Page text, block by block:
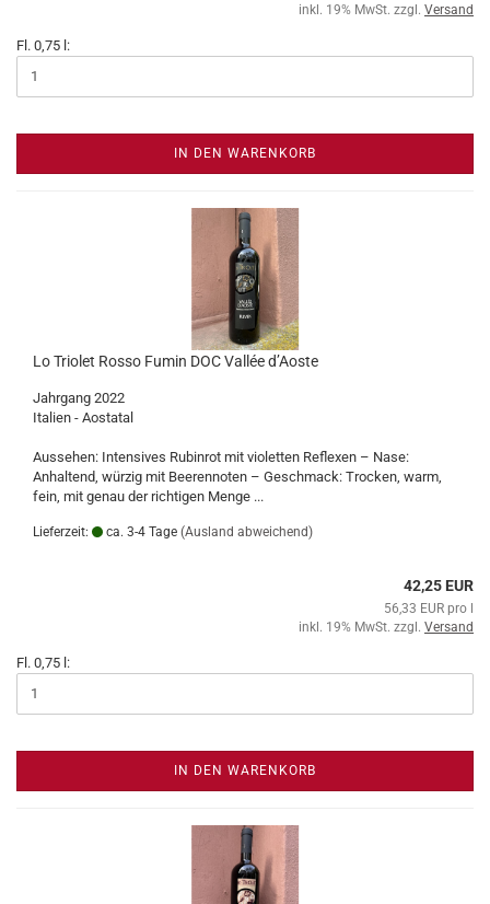
inkl. 19% MwSt. zzgl. Versand
Fl. 0,75 l:
IN DEN WARENKORB
Lo Triolet Rosso Fumin DOC Vallée d’Aoste
Jahrgang 2022
Italien - Aostatal
Aussehen: Intensives Rubinrot mit violetten Reflexen – Nase:
Anhaltend, würzig mit Beerennoten – Geschmack: Trocken, warm,
fein, mit genau der richtigen Menge ...
Lieferzeit: ca. 3-4 Tage (Ausland abweichend)
42,25 EUR
56,33 EUR pro l
inkl. 19% MwSt. zzgl. Versand
Fl. 0,75 l:
IN DEN WARENKORB